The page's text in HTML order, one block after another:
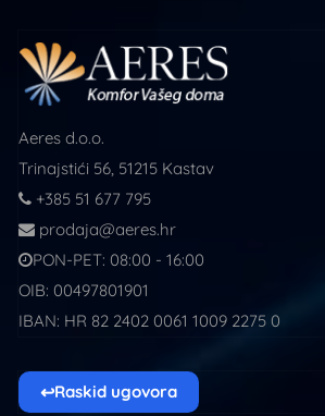
Aeres d.o.o.
Trinajstići 56, 51215 Kastav
+385 51 677 795
prodaja@aeres.hr
PON-PET: 08:00 - 16:00
OIB: 00497801901
IBAN: HR 82 2402 0061 1009 2275 0
↩Raskid ugovora